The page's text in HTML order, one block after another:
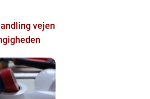
vejen